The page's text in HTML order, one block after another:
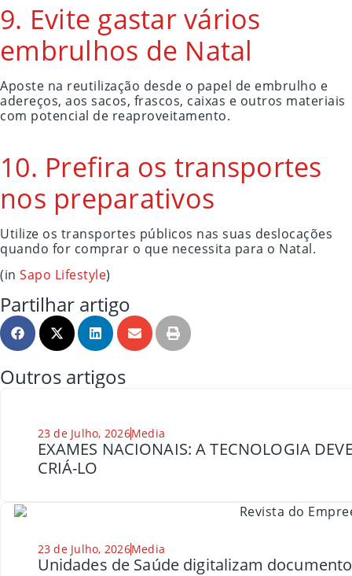
9. Evite gastar vários
embrulhos de Natal
Aposte na reutilização desde o papel de embrulho e
adereços, aos sacos, frascos, caixas e outros materiais
com potencial de reaproveitamento.
10. Prefira os transportes
nos preparativos
Utilize os transportes públicos nas suas deslocações
quando for comprar o que necessita para o Natal.
(in Sapo Lifestyle)
Partilhar artigo
Outros artigos
23 de Julho, 2026Media
EXAMES NACIONAIS: A TECNOLOGIA
CRIÁ-LO
23 de Julho, 2026Media
Unidades de Saúde digitalizam